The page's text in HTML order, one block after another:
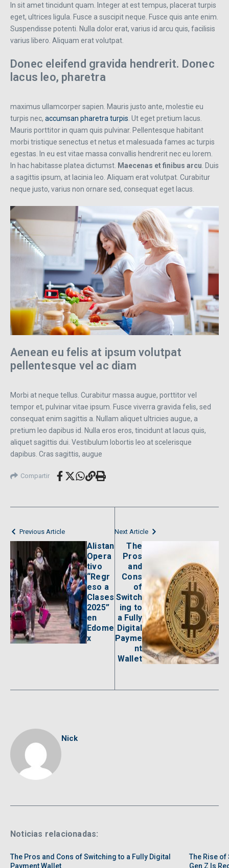
In sit amet tincidunt quam. Integer at est tempus, placerat turpis
eget, ultrices ligula. Fusce a suscipit neque. Fusce quis ante enim.
Suspendisse potenti. Nulla dolor erat, varius id arcu quis, facilisis
varius libero. Aliquam erat volutpat.
Donec eleifend gravida hendrerit. Donec
lacus leo, pharetra
maximus ullamcorper sapien. Mauris justo ante, molestie eu
turpis nec, accumsan pharetra turpis. Ut eget pretium lacus.
Mauris porttitor in quam quis pulvinar. Pellentesque habitant
morbi tristique senectus et netus et malesuada fames ac turpis
egestas. In eu est vitae massa convallis hendrerit nec eu lorem.
In hac habitasse platea dictumst. Maecenas et finibus arcu. Duis
a sagittis ipsum, at lacinia leo. Aliquam erat volutpat. Curabitur
neque justo, varius non ornare sed, consequat eget lacus.
Aenean eu felis at ipsum volutpat
pellentesque vel ac diam
Morbi at neque tellus. Curabitur massa augue, porttitor vel
tempor et, pulvinar vitae ipsum. Fusce viverra gravida felis, sed
consequat enim sagittis a. Nullam aliquet ultricies augue, a
pretium leo dapibus id. Nulla eros eros, tincidunt at lacus quis,
aliquet sagittis dui. Vestibulum lobortis leo at scelerisque
dapibus. Cras sagittis, augue
Compartir
Previous Article
Alistan
Opera
tivo
“Regr
eso a
Clases
2025”
en
Edome
x
Next Article
The
Pros
and
Cons
of
Switch
ing to
a Fully
Digital
Payme
nt
Wallet
Nick
Noticias relacionadas:
The Pros and Cons of Switching to a Fully Digital
Payment Wallet
The Rise of
Gen Z Is